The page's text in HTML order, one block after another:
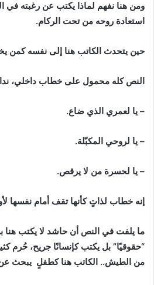
ومن هنا نفهم لماذا يكتب عن رغبته في
استعادة روحه من تحت الركام.
حين يتحدث الكاتب هنا إلى نفسه كمن
النص كله محمول على خطاب داخلي،
– يا لعمري الذي ضاع.
– يا لروحي المكبّلة.
– يا لحسرة من لا يرقص.
إنه خطاب لذاتٍ كأنها تقف أمام نفسها
ما يلفت في النص أن حاشد لا يكتب هنا
“حقوقيًا” بل يكتب كإنسانًا جريح، حُرم
من الطيش.. الكاتب هنا كطفلٍ يبحث